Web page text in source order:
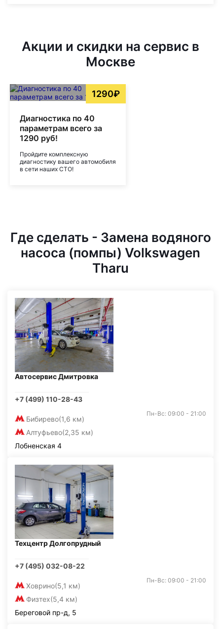
Акции и скидки на сервис в
Москве
1290₽
Диагностика по 40
параметрам всего за
1290 руб!
Пройдите комплексную
диагностику вашего автомобиля
в сети наших СТО!
Где сделать - Замена водяного
насоса (помпы) Volkswagen
Tharu
Автосервис Дмитровка
+7 (499) 110-28-43
Бибирево(1,6 км)
Алтуфьево(2,35 км)
Пн-Вс: 09:00 - 21:00
Лобненская 4
Техцентр Долгопрудный
+7 (495) 032-08-22
Ховрино(5,1 км)
Физтех(5,4 км)
Пн-Вс: 09:00 - 21:00
Береговой пр-д, 5